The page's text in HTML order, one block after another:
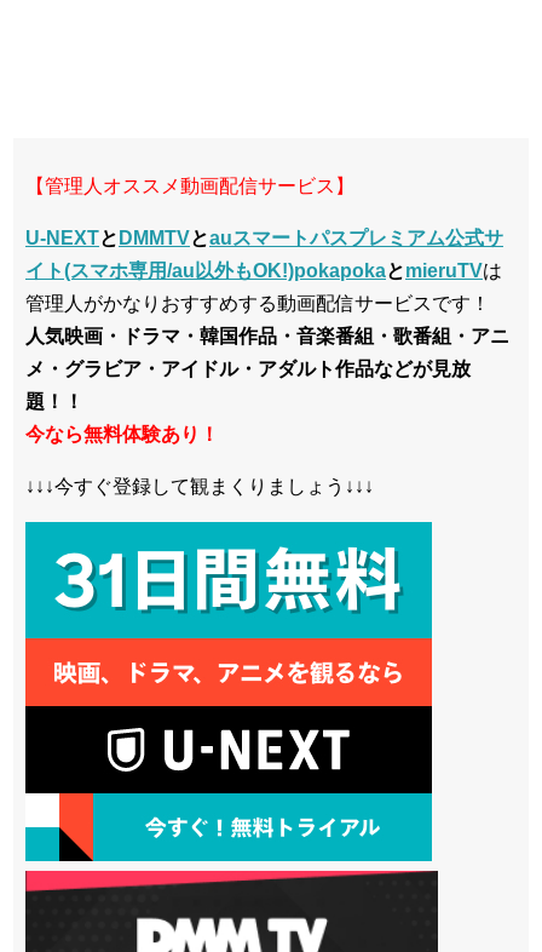
【管理人オススメ動画配信サービス】
U-NEXTと DMMTVとauスマートパスプレミアム公式サ
イト(スマホ専用/au以外もOK!)pokapokaとmieruTVは
管理人がかなりおすすめする動画配信サービスです！
人気映画・ドラマ・韓国作品・音楽番組・歌番組・アニ
メ・グラビア・アイドル・アダルト作品などが見放
題！！
今なら無料体験あり！
↓↓↓今すぐ登録して観まくりましょう↓↓↓